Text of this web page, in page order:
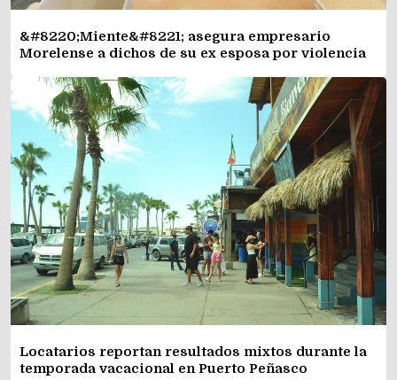
&#8220;Miente&#8221; asegura empresario
Morelense a dichos de su ex esposa por violencia
Locatarios reportan resultados mixtos durante la
temporada vacacional en Puerto Peñasco